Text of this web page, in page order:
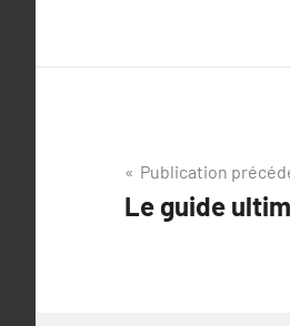
Navigation
de
Publication
Le guide